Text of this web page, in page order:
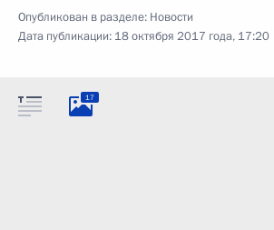
Опубликован в разделе: Новости
Дата публикации: 18 октября 2017 года, 17:20
17